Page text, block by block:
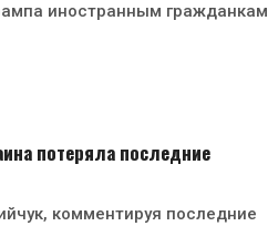
иностранным гражданкам
потеряла последние
комментируя последние